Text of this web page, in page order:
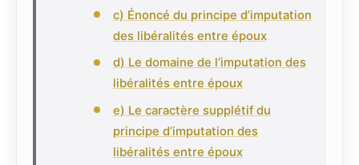
c) Énoncé du principe d’imputation
des libéralités entre époux
d) Le domaine de l’imputation des
libéralités entre époux
e) Le caractère supplétif du
principe d’imputation des
libéralités entre époux